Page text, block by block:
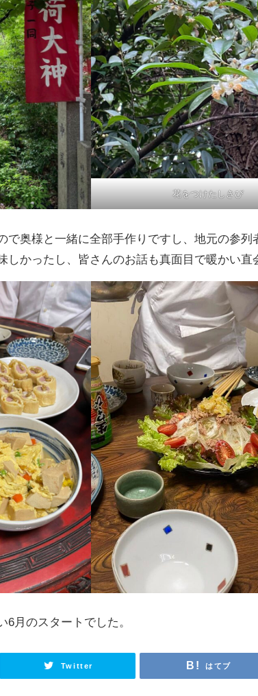
花をつけたしきび
で奥様と一緒に全部手作りですし、地元の参
しかったし、皆さんのお話も真面目で暖かい直
6月のスタートでした。
Twitter はてブ